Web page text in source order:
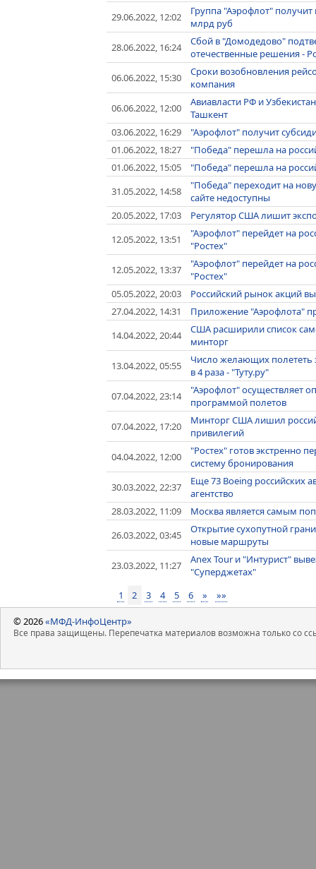
29.06.2022, 12:02
Группа "Аэрофлот"
млрд руб
28.06.2022, 16:24
Сбой в "Домодедово"
отечественные решения -
06.06.2022, 15:30
Сроки возобновления
компания
06.06.2022, 12:00
Авиавласти РФ и
Ташкент
03.06.2022, 16:29
"Аэрофлот" получит
01.06.2022, 18:27
"Победа" перешла на
01.06.2022, 15:05
"Победа" перешла на
31.05.2022, 14:58
"Победа" переходит на
сайте недоступны
20.05.2022, 17:03
Регулятор США лишит
12.05.2022, 13:51
"Аэрофлот" перейдет на
"Ростех"
12.05.2022, 13:37
"Аэрофлот" перейдет на
"Ростех"
05.05.2022, 20:03
Российский рынок акций
27.04.2022, 14:31
Приложение "Аэрофлота"
14.04.2022, 20:44
США расширили список
минторг
13.04.2022, 05:55
Число желающих полететь
в 4 раза - "Туту.ру"
07.04.2022, 23:14
"Аэрофлот" осуществляет
программой полетов
07.04.2022, 17:20
Минторг США лишил
привилегий
04.04.2022, 12:00
"Ростех" готов экстренно
систему бронирования
30.03.2022, 22:37
Еще 73 Boeing российских
агентство
28.03.2022, 11:09
Москва является самым
26.03.2022, 03:45
Открытие сухопутной
новые маршруты
23.03.2022, 11:27
Anex Tour и "Интурист"
"Суперджетах"
1
2 3 4 5 6 » »»
© 2026«МФД-ИнфоЦентр»
Все права защищены. Перепечатка материалов возможна только со